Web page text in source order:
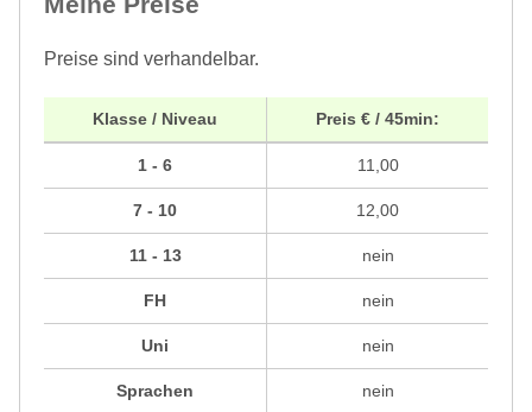
Preise sind verhandelbar.
Klasse / Niveau
1 - 6
7 - 10
11 - 13
FH
Uni
Sprachen
Preis € / 45min:
11,00
12,00
nein
nein
nein
nein